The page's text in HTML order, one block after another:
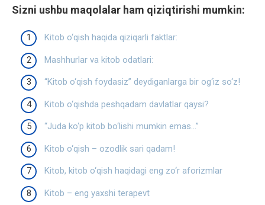
Sizni ushbu maqolalar ham qiziqtirishi mumkin:
Kitob o‘qish haqida qiziqarli faktlar:
Mashhurlar va kitob odatlari:
“Kitob o‘qish foydasiz” deydiganlarga bir og‘iz so‘z!
Kitob o‘qishda peshqadam davlatlar qaysi?
“Juda ko‘p kitob bo‘lishi mumkin emas…”
Kitob o‘qish – ozodlik sari qadam!
Kitob, kitob o‘qish haqidagi eng zo‘r aforizmlar
Kitob – eng yaxshi terapevt